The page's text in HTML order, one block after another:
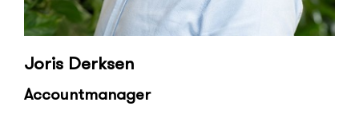
Joris Derksen
Accountmanager